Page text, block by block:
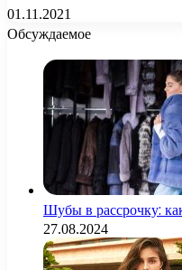
01.11.2021
Обсуждаемое
Шубы в рассрочку:
27.08.2024